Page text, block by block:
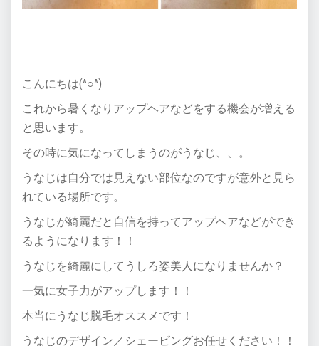
こんにちは(^○^)
これから暑くなりアップヘアなどをする機会が増える
と思います。
その時に気になってしまうのがうなじ、、。
うなじは自分では見えない部位なのですが意外と見ら
れている場所です。
うなじが綺麗だと自信を持ってアップヘアなどができ
るようになります！！
うなじを綺麗にしてうしろ姿美人になりませんか？
一気に女子力がアップします！！
本当にうなじ脱毛オススメです！
うなじのデザイン／シェービングお任せください！！